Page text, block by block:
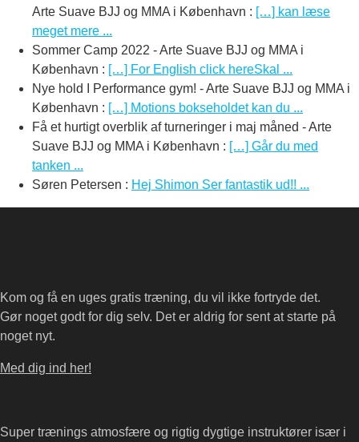
Arte Suave BJJ og MMA i København : […] kan læse
meget mere ...
Sommer Camp 2022 - Arte Suave BJJ og MMA i
København : […] For English click hereSkal ...
Nye hold I Performance gym! - Arte Suave BJJ og MMA i
København : […] Motions bokseholdet kan du ...
Få et hurtigt overblik af turneringer i maj måned - Arte
Suave BJJ og MMA i København : […] Går du med
tanken ...
Søren Petersen : Hej Shimon Ser fantastik ud!! ...
Kom og få en uges gratis træning, du vil ikke fortryde det.
Gør noget godt for dig selv. Det er aldrig for sent at starte på
noget nyt.
Med dig ind her!
Super trænings atmosfære og rigtig dygtige instruktører især i